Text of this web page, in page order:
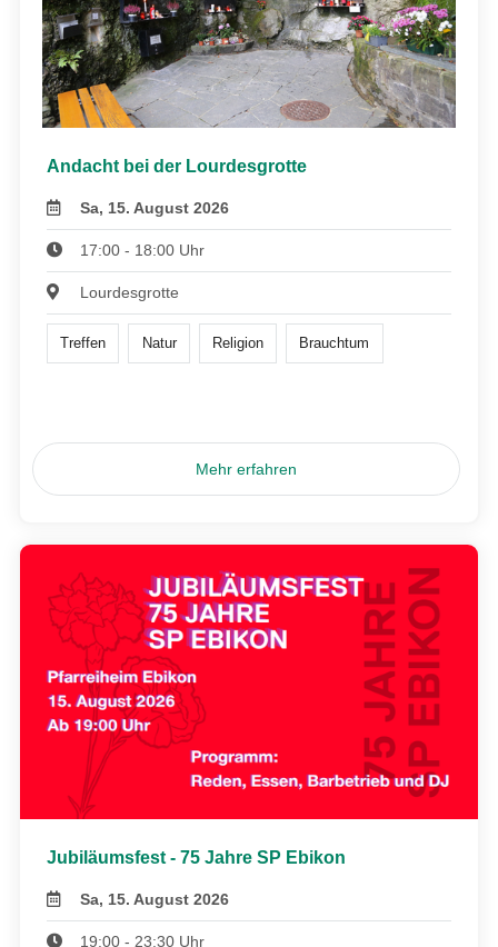
Andacht bei der Lourdesgrotte
Sa, 15. August 2026
17:00 - 18:00 Uhr
Lourdesgrotte
Treffen Natur Religion Brauchtum
Mehr erfahren
Jubiläumsfest - 75 Jahre SP Ebikon
Sa, 15. August 2026
19:00 - 23:30 Uhr